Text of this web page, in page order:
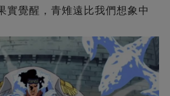
實覺醒，青雉遠比我們想象中